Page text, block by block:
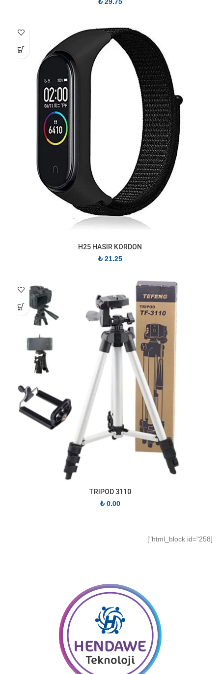
H25 HASIR KORDON
₺21.25
TRIPOD 3110
₺0.00
[html_block id="258"]